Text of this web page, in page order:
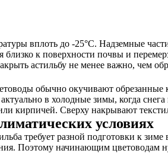
вплоть до -25°C. Надземные
к поверхности почвы и
астильбу не менее важно, чем
обычно окучивают
в холодные зимы, когда
кирпичей. Сверху накрывают
условиях
требует разной подготовки к
Поэтому начинающим цветоводам